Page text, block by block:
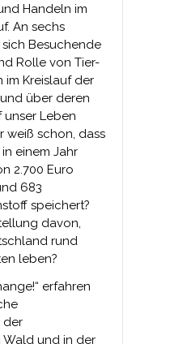
Handeln im
An sechs
Besuchende
Rolle von Tier-
im Kreislauf der
über deren
unser Leben
weiß schon, dass
einem Jahr
2.700 Euro
683
speichert?
davon,
rund
leben?
erfahren
der
Wald und in der